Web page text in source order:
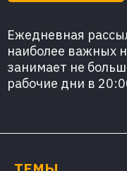
Ежедневная
наиболее важных
занимает не
рабочие дни в